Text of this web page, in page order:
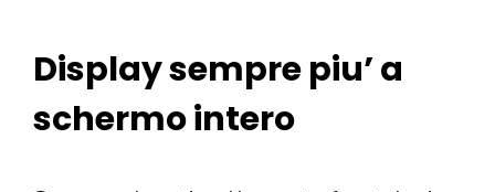
Display sempre piu’ a
schermo intero